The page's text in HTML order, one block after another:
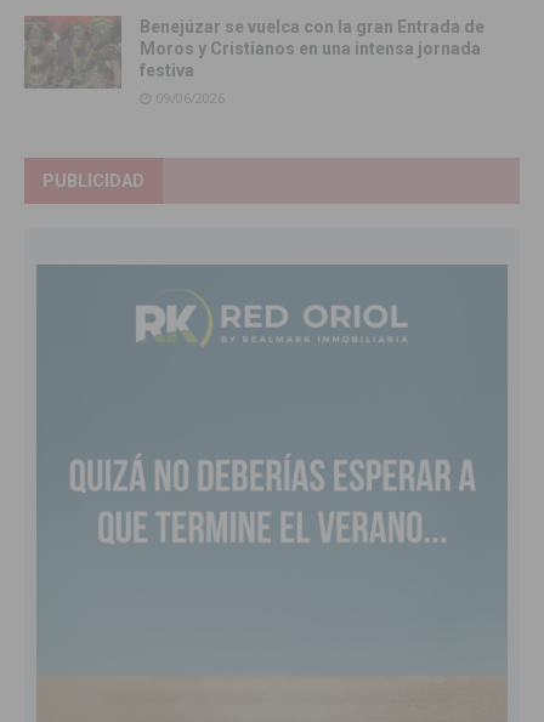
Benejúzar se vuelca con la gran Entrada de
Moros y Cristianos en una intensa jornada
festiva
09/06/2026
PUBLICIDAD